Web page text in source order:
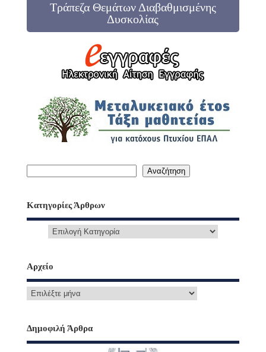
Τράπεζα Θεμάτων Διαβαθμισμένης
Δυσκολίας
Αναζήτηση
Κατηγορίες Άρθρων
Αρχείο
Δημοφιλή Άρθρα